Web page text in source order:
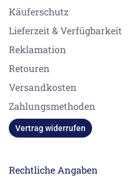
Käuferschutz
Lieferzeit & Verfügbarkeit
Reklamation
Retouren
Versandkosten
Zahlungsmethoden
Vertrag widerrufen
Rechtliche Angaben